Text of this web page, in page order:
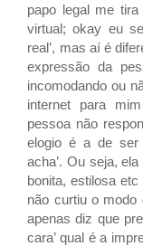
papo legal me
virtual; okay eu
real’, mas aí é
expressão da
incomodando ou
internet para
pessoa não
elogio é a de ser
acha’. Ou seja,
bonita, estilosa
não curtiu o modo
apenas diz que
cara’ qual é a